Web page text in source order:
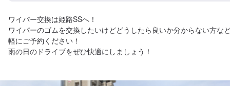
ワイパー交換は姫路SSへ！
ワイパーのゴムを交換したいけどどうしたら良いか分からない方な
軽にご予約ください！
雨の日のドライブをぜひ快適にしましょう！